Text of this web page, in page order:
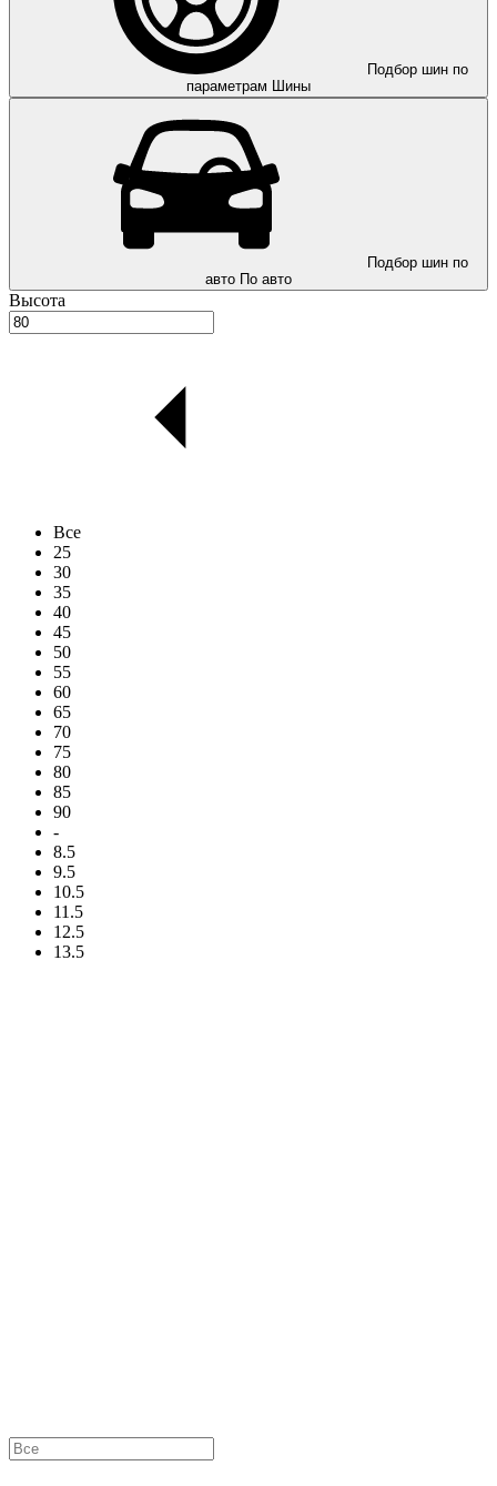
Подбор шин по
параметрам
Шины
Подбор шин по
авто По авто
Высота
Все
25
30
35
40
45
50
55
60
65
70
75
80
85
90
-
8.5
9.5
10.5
11.5
12.5
13.5